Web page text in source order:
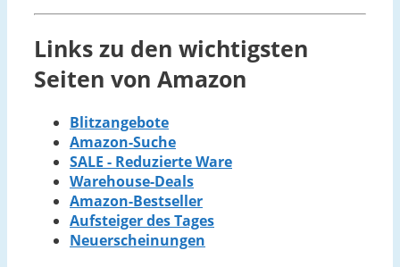
Links zu den wichtigsten
Seiten von Amazon
Blitzangebote
Amazon-Suche
SALE - Reduzierte Ware
Warehouse-Deals
Amazon-Bestseller
Aufsteiger des Tages
Neuerscheinungen